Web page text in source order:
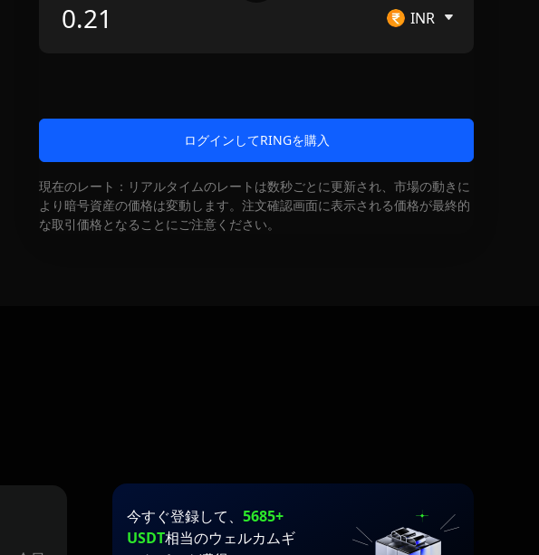
INR
ログインしてRINGを購入
現在のレート：リアルタイムのレートは数秒ごとに更新され、市場の動きに
より暗号資産の価格は変動します。注文確認画面に表示される価格が最終的
な取引価格となることにご注意ください。
今すぐ登録して、 5685+
USDT相当のウェルカムギ